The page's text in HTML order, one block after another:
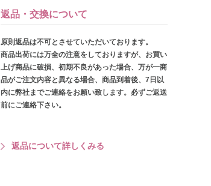
返品・交換について
原則返品は不可とさせていただいております。
商品出荷には万全の注意をしておりますが、お買い
上げ商品に破損、初期不良があった場合、万が一商
品がご注文内容と異なる場合、商品到着後、7日以
内に弊社までご連絡をお願い致します。必ずご返送
前にご連絡下さい。
返品について詳しくみる